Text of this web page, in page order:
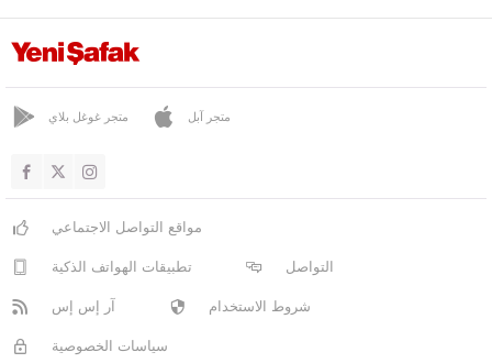
أكسراي
أماصيا
أرتفين
بالق أسير
متجر غوغل بلاي متجر آبل
مواقع التواصل الاجتماعي
تطبيقات الهواتف الذكية التواصل
آر إس إس شروط الاستخدام
سياسات الخصوصية